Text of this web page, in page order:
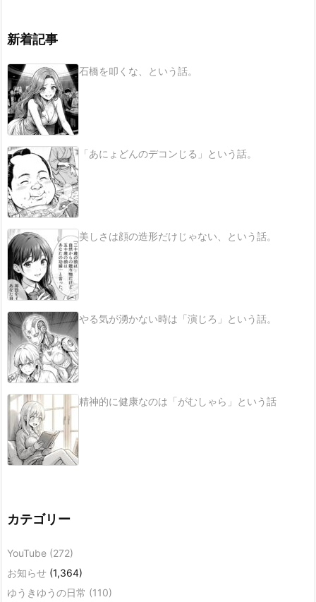
新着記事
石橋を叩くな、という話。
「あにょどんのデコンじる」という話。
美しさは顔の造形だけじゃない、という話。
やる気が湧かない時は「演じろ」という話。
精神的に健康なのは「がむしゃら」という話
カテゴリー
YouTube (272)
お知らせ (1,364)
ゆうきゆうの日常 (110)